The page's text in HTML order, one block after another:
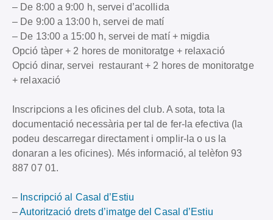
– De 8:00 a 9:00 h, servei d’acollida
– De 9:00 a 13:00 h, servei de matí
– De 13:00 a 15:00 h, servei de matí + migdia
Opció tàper + 2 hores de monitoratge + relaxació
Opció dinar, servei restaurant + 2 hores de monitoratge
+ relaxació
Inscripcions a les oficines del club. A sota, tota la
documentació necessària per tal de fer-la efectiva (la
podeu descarregar directament i omplir-la o us la
donaran a les oficines). Més informació, al telèfon 93
887 07 01.
– Inscripció al Casal d’Estiu
–Autorització drets d’imatge del Casal d’Estiu